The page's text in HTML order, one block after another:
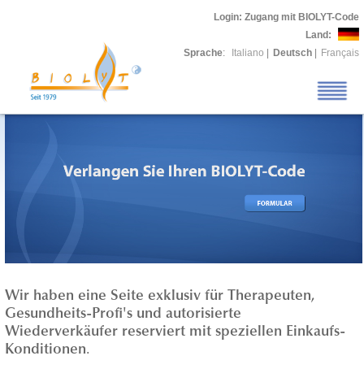
Login: Zugang mit BIOLYT-Code
Land:
Sprache: Italiano Deutsch Français
Wir haben eine Seite exklusiv für Therapeuten,
Gesundheits-Profi's und autorisierte
Wiederverkäufer reserviert mit speziellen Einkaufs-
Konditionen.